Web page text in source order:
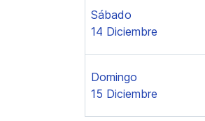
Sábado
14 Diciembre
Domingo
15 Diciembre